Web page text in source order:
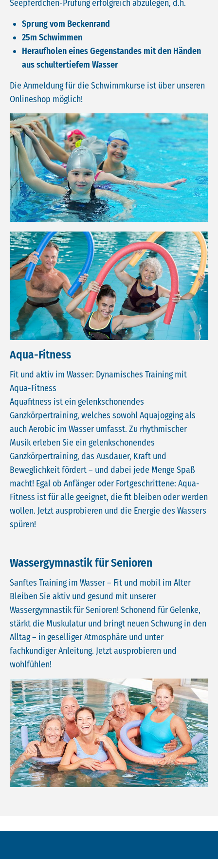
Seepferdchen-Prüfung erfolgreich abzulegen, d.h.
Sprung vom Beckenrand
25m Schwimmen
Heraufholen eines Gegenstandes mit den Händen
aus schultertiefem Wasser
Die Anmeldung für die Schwimmkurse ist über unseren
Onlineshop möglich!
Aqua-Fitness
Fit und aktiv im Wasser: Dynamisches Training mit
Aqua-Fitness
Aquafitness ist ein gelenkschonendes
Ganzkörpertraining, welches sowohl Aquajogging als
auch Aerobic im Wasser umfasst. Zu rhythmischer
Musik erleben Sie ein gelenkschonendes
Ganzkörpertraining, das Ausdauer, Kraft und
Beweglichkeit fördert – und dabei jede Menge Spaß
macht! Egal ob Anfänger oder Fortgeschrittene: Aqua-
Fitness ist für alle geeignet, die fit bleiben oder werden
wollen. Jetzt ausprobieren und die Energie des Wassers
spüren!
Wassergymnastik für Senioren
Sanftes Training im Wasser – Fit und mobil im Alter
Bleiben Sie aktiv und gesund mit unserer
Wassergymnastik für Senioren! Schonend für Gelenke,
stärkt die Muskulatur und bringt neuen Schwung in den
Alltag – in geselliger Atmosphäre und unter
fachkundiger Anleitung. Jetzt ausprobieren und
wohlfühlen!